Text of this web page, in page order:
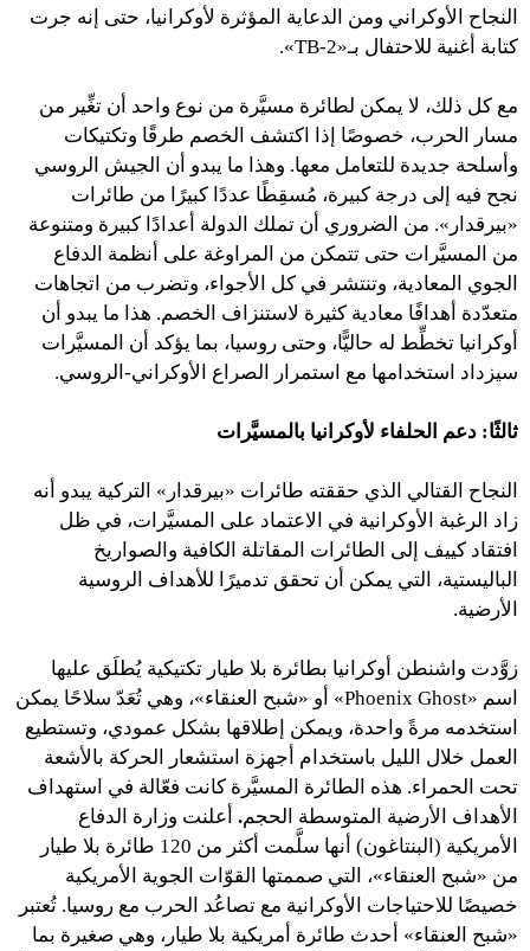
النجاح الأوكراني ومن الدعاية المؤثرة لأوكرانيا، حتى إنه جرت
كتابة أغنية للاحتفال بـ«TB-2».
مع كل ذلك، لا يمكن لطائرة مسيَّرة من نوع واحد أن تغِّير من
مسار الحرب، خصوصًا إذا اكتشف الخصم طرقًا وتكتيكات
وأسلحة جديدة للتعامل معها. وهذا ما يبدو أن الجيش الروسي
نجح فيه إلى درجة كبيرة، مُسقِطًا عددًا كبيرًا من طائرات
«بيرقدار». من الضروري أن تملك الدولة أعدادًا كبيرة ومتنوعة
من المسيَّرات حتى تتمكن من المراوغة على أنظمة الدفاع
الجوي المعادية، وتنتشر في كل الأجواء، وتضرب من اتجاهات
متعدّدة أهدافًا معادية كثيرة لاستنزاف الخصم. هذا ما يبدو أن
أوكرانيا تخطِّط له حاليًّا، وحتى روسيا، بما يؤكد أن المسيَّرات
سيزداد استخدامها مع استمرار الصراع الأوكراني-الروسي.
ثالثًا: دعم الحلفاء لأوكرانيا بالمسيَّرات
النجاح القتالي الذي حققته طائرات «بيرقدار» التركية يبدو أنه
زاد الرغبة الأوكرانية في الاعتماد على المسيَّرات، في ظل
افتقاد كييف إلى الطائرات المقاتلة الكافية والصواريخ
الباليستية، التي يمكن أن تحقق تدميرًا للأهداف الروسية
الأرضية.
زوَّدت واشنطن أوكرانيا بطائرة بلا طيار تكتيكية يُطلَق عليها
اسم «Phoenix Ghost» أو «شبح العنقاء»، وهي تُعَدّ سلاحًا يمكن
استخدمه مرةً واحدة، ويمكن إطلاقها بشكل عمودي، وتستطيع
العمل خلال الليل باستخدام أجهزة استشعار الحركة بالأشعة
تحت الحمراء. هذه الطائرة المسيَّرة كانت فعّالة في استهداف
الأهداف الأرضية المتوسطة الحجم. أعلنت وزارة الدفاع
الأمريكية (البنتاغون) أنها سلَّمت أكثر من 120 طائرة بلا طيار
من «شبح العنقاء»، التي صممتها القوّات الجوية الأمريكية
خصيصًا للاحتياجات الأوكرانية مع تصاعُد الحرب مع روسيا. تُعتبر
«شبح العنقاء» أحدث طائرة أمريكية بلا طيار، وهي صغيرة بما